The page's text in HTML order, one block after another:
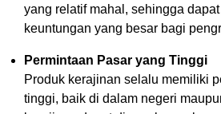
yang relatif mahal, sehingga
keuntungan yang besar bagi
Permintaan Pasar yang Tinggi
Produk kerajinan selalu memiliki
tinggi, baik di dalam negeri